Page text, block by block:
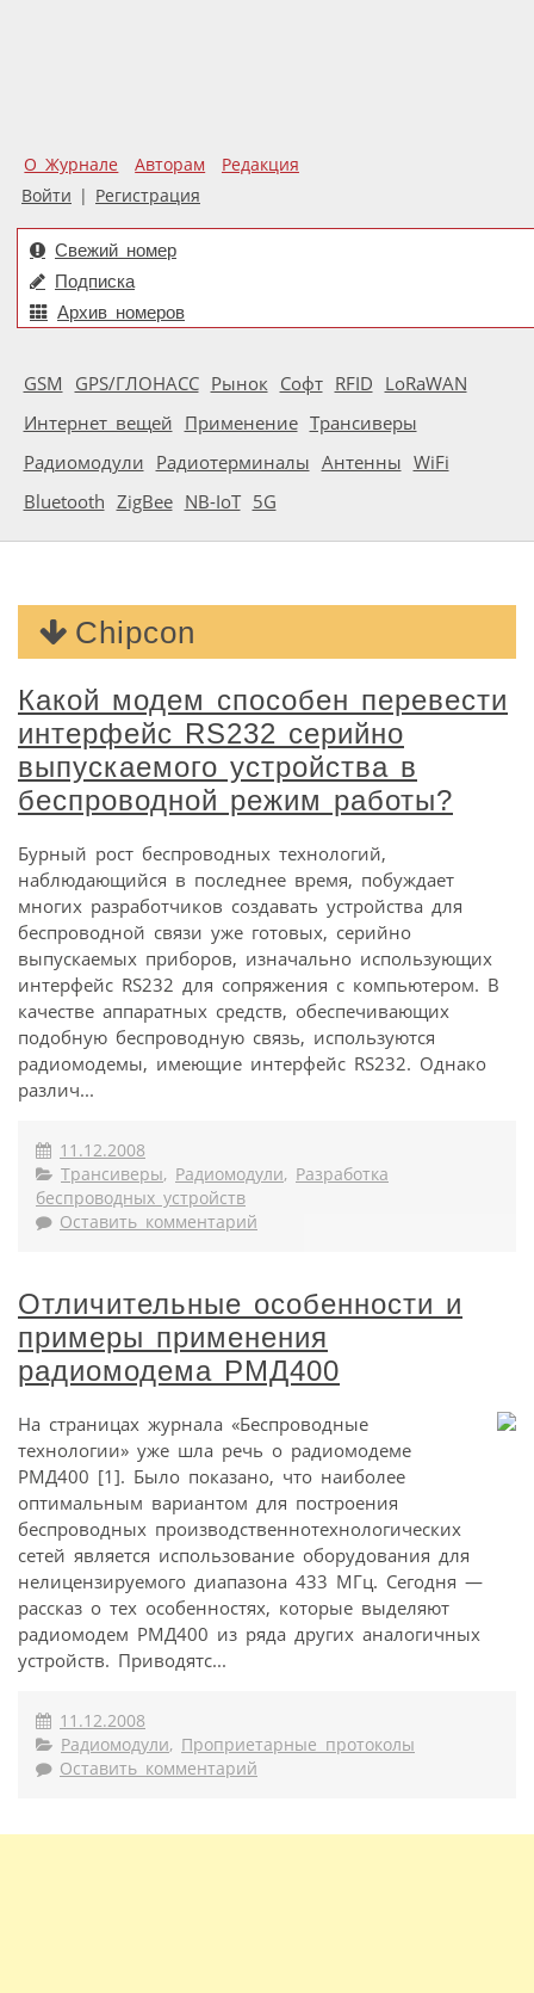
О Журнале Авторам
Редакция
Войти | Регистрация
Свежий номер
Подписка
Архив номеров
GSM GPS/ГЛОНАСС Рынок Софт RFID LoRaWAN
Интернет вещей Применение Трансиверы
Радиомодули Радиотерминалы Антенны WiFi
Bluetooth ZigBee NB-IoT 5G
Chipcon
Какой модем способен перевести
интерфейс RS232 серийно
выпускаемого устройства в
беспроводной режим работы?
Бурный рост беспроводных технологий,
наблюдающийся в последнее время, побуждает
многих разработчиков создавать устройства для
беспроводной связи уже готовых, серийно
выпускаемых приборов, изначально использующих
интерфейс RS232 для сопряжения с компьютером. В
качестве аппаратных средств, обеспечивающих
подобную беспроводную связь, используются
радиомодемы, имеющие интерфейс RS232. Однако
различ...
11.12.2008
Трансиверы, Радиомодули, Разработка
беспроводных устройств
Оставить комментарий
Отличительные особенности и
примеры применения
радиомодема РМД400
На страницах журнала «Беспроводные
технологии» уже шла речь о радиомодеме
РМД400 [1]. Было показано, что наиболее
оптимальным вариантом для построения
беспроводных производственнотехнологических
сетей является использование оборудования для
нелицензируемого диапазона 433 МГц. Сегодня —
рассказ о тех особенностях, которые выделяют
радиомодем РМД400 из ряда других аналогичных
устройств. Приводятс...
11.12.2008
Радиомодули, Проприетарные протоколы
Оставить комментарий